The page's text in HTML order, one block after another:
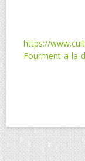
https://
Fourment-a-la-